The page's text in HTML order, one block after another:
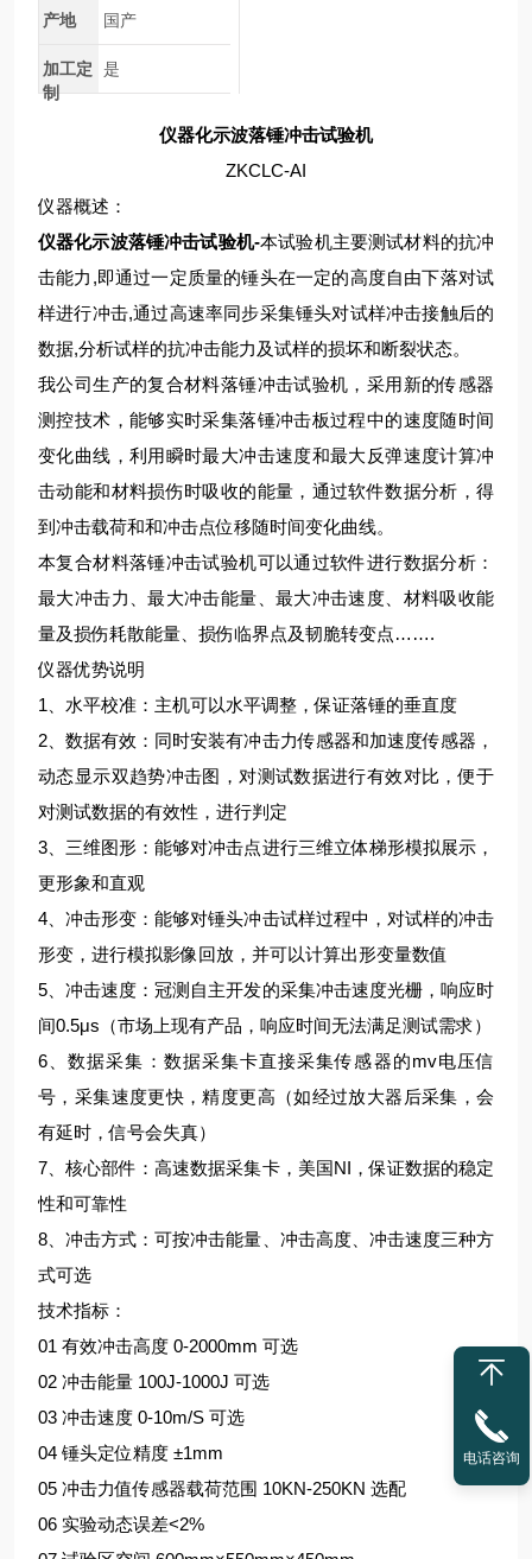
产地 国产
加工定
制
是
仪器化示波落锤冲击试验机
ZKCLC-AI
仪器概述：
仪器化示波落锤冲击试验机-本试验机主要测试材料的抗冲
击能力,即通过一定质量的锤头在一定的高度自由下落对试
样进行冲击,通过高速率同步采集锤头对试样冲击接触后的
数据,分析试样的抗冲击能力及试样的损坏和断裂状态。
我公司生产的复合材料落锤冲击试验机，采用新的传感器
测控技术，能够实时采集落锤冲击板过程中的速度随时间
变化曲线，利用瞬时最大冲击速度和最大反弹速度计算冲
击动能和材料损伤时吸收的能量，通过软件数据分析，得
到冲击载荷和和冲击点位移随时间变化曲线。
本复合材料落锤冲击试验机可以通过软件进行数据分析：
最大冲击力、最大冲击能量、最大冲击速度、材料吸收能
量及损伤耗散能量、损伤临界点及韧脆转变点…….
仪器优势说明
1、水平校准：主机可以水平调整，保证落锤的垂直度
2、数据有效：同时安装有冲击力传感器和加速度传感器，
动态显示双趋势冲击图，对测试数据进行有效对比，便于
对测试数据的有效性，进行判定
3、三维图形：能够对冲击点进行三维立体梯形模拟展示，
更形象和直观
4、冲击形变：能够对锤头冲击试样过程中，对试样的冲击
形变，进行模拟影像回放，并可以计算出形变量数值
5、冲击速度：冠测自主开发的采集冲击速度光栅，响应时
间0.5μs（市场上现有产品，响应时间无法满足测试需求）
6、数据采集：数据采集卡直接采集传感器的mv电压信
号，采集速度更快，精度更高（如经过放大器后采集，会
有延时，信号会失真）
7、核心部件：高速数据采集卡，美国NI，保证数据的稳定
性和可靠性
8、冲击方式：可按冲击能量、冲击高度、冲击速度三种方
式可选
技术指标：
01 有效冲击高度 0-2000mm 可选
02 冲击能量 100J-1000J 可选
03 冲击速度 0-10m/S 可选
04 锤头定位精度 ±1mm
05 冲击力值传感器载荷范围 10KN-250KN 选配
06 实验动态误差<2%
电话咨询